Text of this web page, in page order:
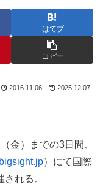
はてブ
コピー
2016.11.06 2025.12.07
金）までの3日間、
bigsight.jp）にて国際
れる。